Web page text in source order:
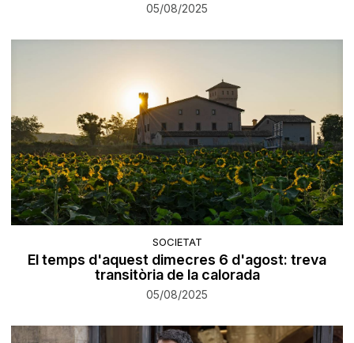
05/08/2025
SOCIETAT
El temps d'aquest dimecres 6 d'agost: treva
transitòria de la calorada
05/08/2025